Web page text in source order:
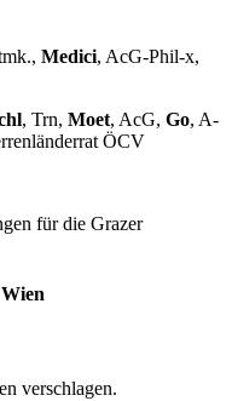
Medici, AcG-Phil-x,
, Trn, Moet, AcG, Go, A-
ÖCV
für die Grazer
verschlagen.